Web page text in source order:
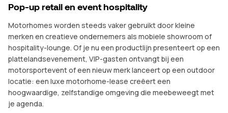
Pop-up retail en event hospitality
Motorhomes worden steeds vaker gebruikt door kleine
merken en creatieve ondernemers als mobiele showroom of
hospitality-lounge. Of je nu een productlijn presenteert op een
plattelandsevenement, VIP-gasten ontvangt bij een
motorsportevent of een nieuw merk lanceert op een outdoor
locatie: een luxe motorhome-lease creëert een
hoogwaardige, zelfstandige omgeving die meebeweegt met
je agenda.